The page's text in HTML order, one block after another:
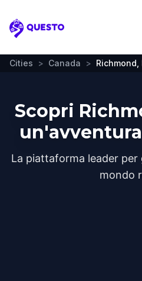
Questo
Cities > Canada > Richmond,
Scopri
La piattaforma leader
mondo